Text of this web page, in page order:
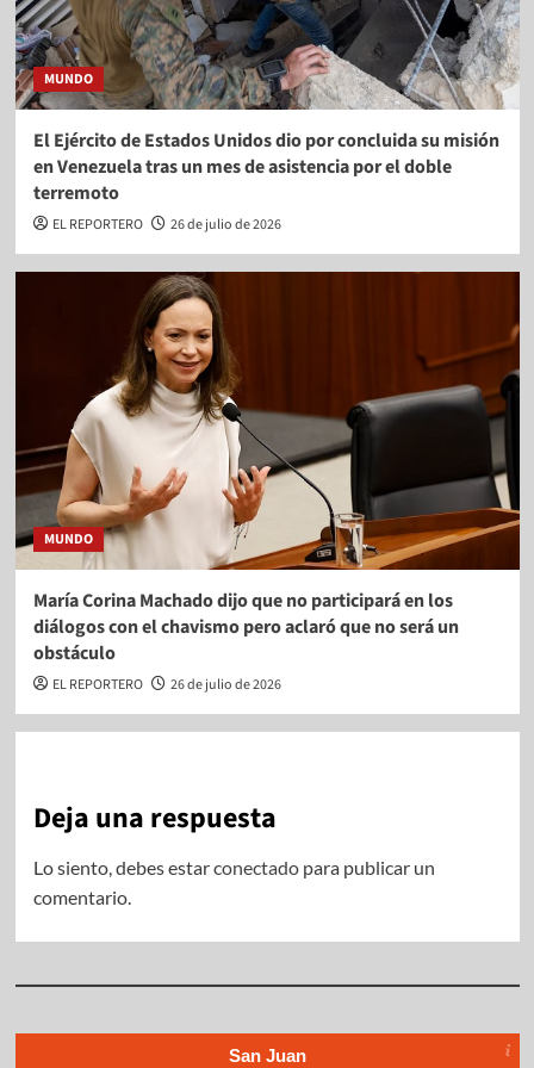
MUNDO
El Ejército de Estados Unidos dio por concluida su misión
en Venezuela tras un mes de asistencia por el doble
terremoto
EL REPORTERO 26 de julio de 2026
MUNDO
María Corina Machado dijo que no participará en los
diálogos con el chavismo pero aclaró que no será un
obstáculo
EL REPORTERO 26 de julio de 2026
Deja una respuesta
Lo siento, debes estarconectadopara publicar un
comentario.
San Juan